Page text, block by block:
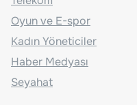
Oyun ve E-spor
Kadın Yöneticiler
Haber Medyası
Seyahat